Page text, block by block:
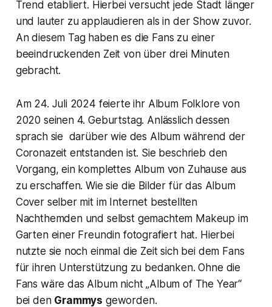
Trend etabliert. Hierbei versucht jede Stadt länger
und lauter zu applaudieren als in der Show zuvor.
An diesem Tag haben es die Fans zu einer
beeindruckenden Zeit von über drei Minuten
gebracht.
Am 24. Juli 2024 feierte ihr Album Folklore von
2020 seinen 4. Geburtstag. Anlässlich dessen
sprach sie darüber wie des Album während der
Coronazeit entstanden ist. Sie beschrieb den
Vorgang, ein komplettes Album von Zuhause aus
zu erschaffen. Wie sie die Bilder für das Album
Cover selber mit im Internet bestellten
Nachthemden und selbst gemachtem Makeup im
Garten einer Freundin fotografiert hat. Hierbei
nutzte sie noch einmal die Zeit sich bei dem Fans
für ihren Unterstützung zu bedanken. Ohne die
Fans wäre das Album nicht „Album of The Year“
bei den Grammys geworden.